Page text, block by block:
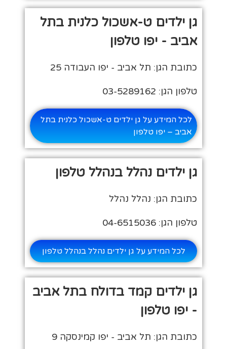
גן ילדים ט-אשכול כלנית בתל
אביב - יפו טלפון
כתובת הגן: תל אביב - יפו העבודה 25
טלפון הגן: 03-5289162
לכל המידע על גן ילדים ט-אשכול כלנית בתל
אביב – יפו טלפון
גן ילדים נהלל בנהלל טלפון
כתובת הגן: נהלל נהלל
טלפון הגן: 04-6515036
לכל המידע על גן ילדים נהלל בנהלל טלפון
גן ילדים קמד בדולח בתל אביב
- יפו טלפון
כתובת הגן: תל אביב - יפו קמינסקה 9